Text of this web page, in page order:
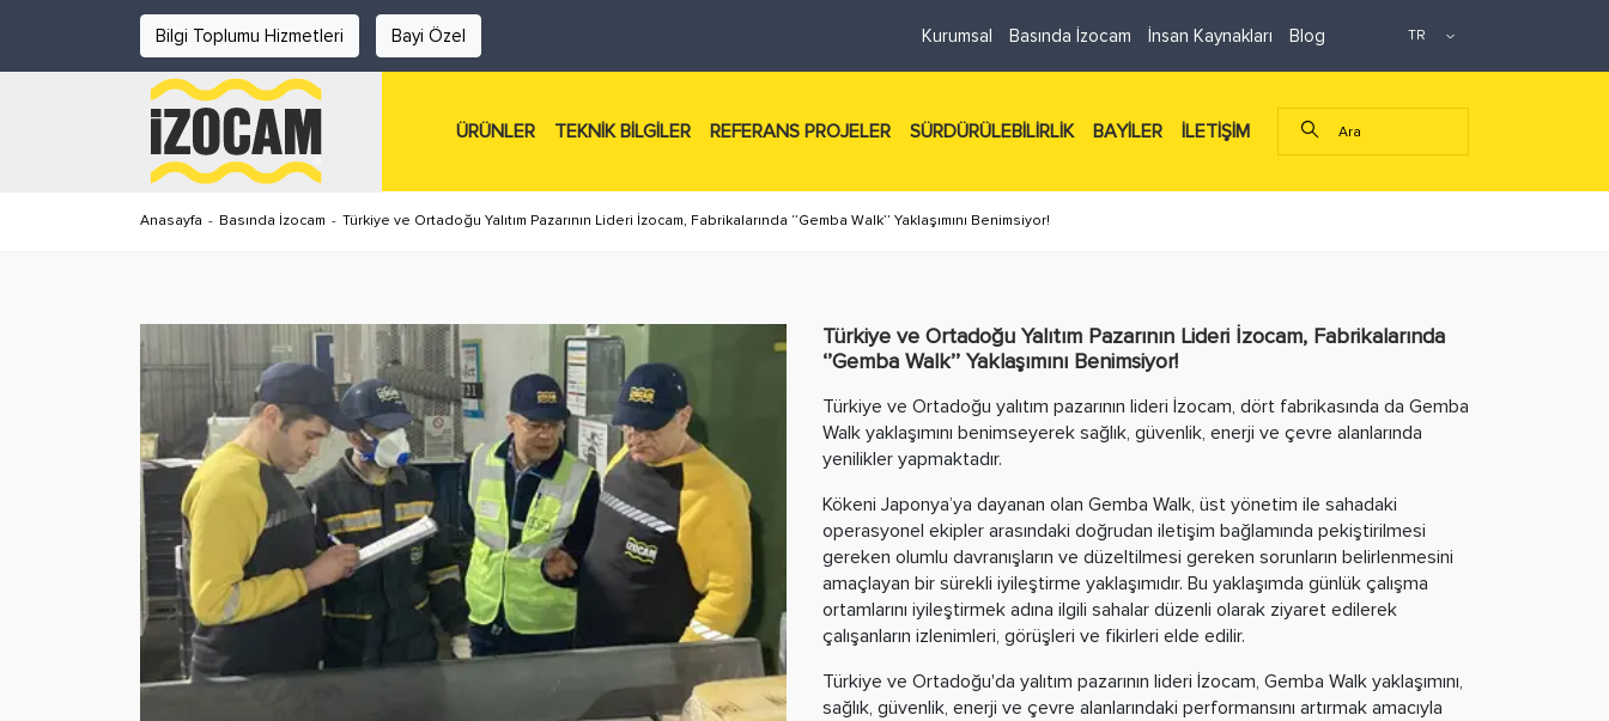
Bilgi Toplumu Hizmetleri Bayi Özel Kurumsal Basında İzocam İnsan Kaynakları Blog
ÜRÜNLER TEKNİK BİLGİLER REFERANS PROJELER SÜRDÜRÜLEBİLİRLİK BAYİLER İLETİŞİM
Anasayfa - Basında İzocam - Türkiye ve Ortadoğu Yalıtım Pazarının Lideri İzocam, Fabrikalarında ‘’Gemba Walk’’ Yaklaşımını Benimsiyor!
Türkiye ve Ortadoğu Yalıtım Pazarının Lideri İzocam, Fabrikalarında
‘’Gemba Walk’’ Yaklaşımını Benimsiyor!
Türkiye ve Ortadoğu yalıtım pazarının lideri İzocam, dört fabrikasında da Gemba
Walk yaklaşımını benimseyerek sağlık, güvenlik, enerji ve çevre alanlarında
yenilikler yapmaktadır.
Kökeni Japonya’ya dayanan olan Gemba Walk, üst yönetim ile sahadaki
operasyonel ekipler arasındaki doğrudan iletişim bağlamında pekiştirilmesi
gereken olumlu davranışların ve düzeltilmesi gereken sorunların belirlenmesini
amaçlayan bir sürekli iyileştirme yaklaşımıdır. Bu yaklaşımda günlük çalışma
ortamlarını iyileştirmek adına ilgili sahalar düzenli olarak ziyaret edilerek
çalışanların izlenimleri, görüşleri ve fikirleri elde edilir.
Türkiye ve Ortadoğu'da yalıtım pazarının lideri İzocam, Gemba Walk yaklaşımını,
sağlık, güvenlik, enerji ve çevre alanlarındaki performansını artırmak amacıyla